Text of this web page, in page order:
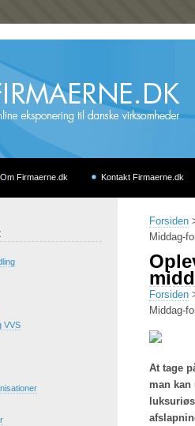
Om Firmaerne.dk Kontakt Firmaerne.dk
Forsiden
Middag-
Forsiden
Middag-
At tage
man
VVS